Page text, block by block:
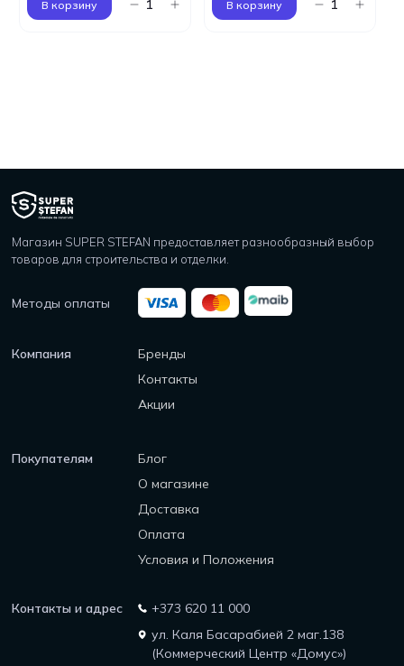
В корзину В корзину
Магазин SUPER STEFAN предоставляет разнообразный выбор
товаров для строительства и отделки.
Методы оплаты
Компания
Бренды
Контакты
Акции
Покупателям
Блог
О магазине
Доставка
Оплата
Условия и Положения
Контакты и адрес
+373 620 11 000
ул. Каля Басарабией 2 маг.138
(Коммерческий Центр «Домус»)